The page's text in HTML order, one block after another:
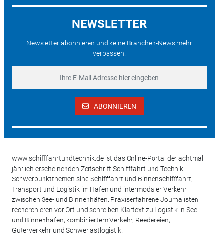
NEWSLETTER
Newsletter abonnieren und keine Branchen-News mehr
verpassen.
ABONNIEREN
www.schifffahrtundtechnik.de ist das Online-Portal der achtmal
jährlich erscheinenden Zeitschrift Schifffahrt und Technik.
Schwerpunktthemen sind Schifffahrt und Binnenschifffahrt,
Transport und Logistik im Hafen und intermodaler Verkehr
zwischen See- und Binnenhäfen. Praxiserfahrene Journalisten
recherchieren vor Ort und schreiben Klartext zu Logistik in See-
und Binnenhäfen, kombiniertem Verkehr, Reedereien,
Güterverkehr und Schwerlastlogistik.